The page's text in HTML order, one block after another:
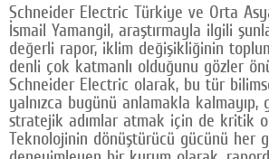
Schneider Electric Türkiye ve Orta
İsmail Yamangil, araştırmayla ilgili
değerli rapor, iklim değişikliğinin
denli çok katmanlı olduğunu gözler
Schneider Electric olarak, bu tür
yalnızca bugünü anlamakla kalmayıp,
stratejik adımlar atmak için de kritik
Teknolojinin dönüştürücü gücünü her